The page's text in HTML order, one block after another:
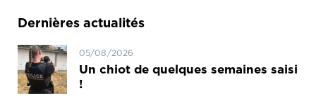
Dernières actualités
05/08/2026
Un chiot de quelques semaines saisi
!